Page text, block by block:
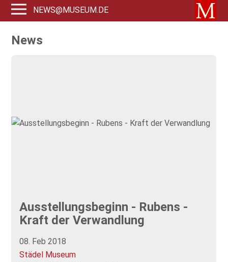
NEWS@MUSEUM.DE
News
Ausstellungsbeginn - Rubens -
Kraft der Verwandlung
08. Feb 2018
Städel Museum